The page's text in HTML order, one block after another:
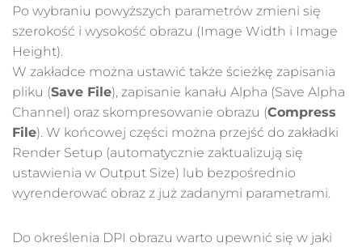
Po wybraniu powyższych parametrów zmieni się
szerokość i wysokość obrazu (Image Width i Image
Height).
W zakładce można ustawić także ścieżkę zapisania
pliku (Save File), zapisanie kanału Alpha (Save Alpha
Channel) oraz skompresowanie obrazu (Compress
File). W końcowej części można przejść do zakładki
Render Setup (automatycznie zaktualizują się
ustawienia w Output Size) lub bezpośrednio
wyrenderować obraz z już zadanymi parametrami.
Do określenia DPI obrazu warto upewnić się w jaki